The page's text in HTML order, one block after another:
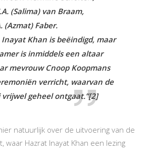
(Salima) van Braam,
(Azmat) Faber.
Inayat Khan is beëindigd, maar
is inmiddels een altaar
mevrouw Cnoop Koopmans
verricht, waarvan de
geheel ontgaat.”[2]
natuurlijk over de uitvoering van de
waar Hazrat Inayat Khan een lezing